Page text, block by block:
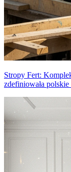
Stropy Fert:
zdefiniowała